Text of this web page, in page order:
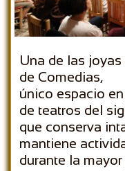
Una de las
de Comedias,
único espacio
de teatros del
que conserva
mantiene
durante la